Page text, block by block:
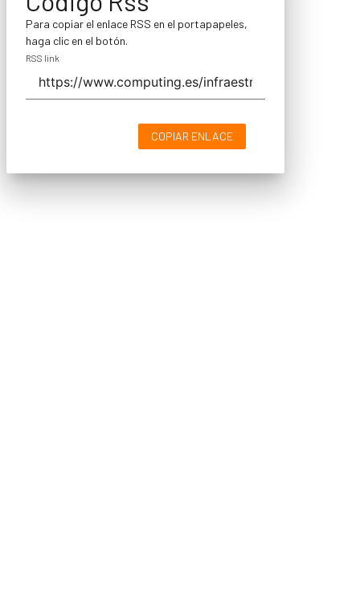
Para copiar el enlace RSS en el portapapeles,
haga clic en el botón.
RSS link
COPIAR ENLACE